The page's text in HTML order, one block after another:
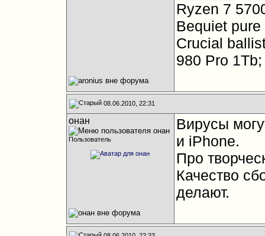
Ryzen 7
Bequiet
Crucial
980 Pro
08.06.2010, 22:31
oнан
Пользователь
Вирусы
и iPhone.
Про
Качество
делают.